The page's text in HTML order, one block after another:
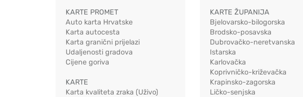
KARTE PROMET
Auto karta Hrvatske
Karta autocesta
Karta granični prijelazi
Udaljenosti gradova
Cijene goriva
KARTE
Karta kvaliteta zraka (Uživo)
KARTE ŽUPANIJA
Bjelovarsko-bilogorska
Brodsko-posavska
Dubrovačko-neretvanska
Istarska
Karlovačka
Koprivničko-križevačka
Krapinsko-zagorska
Ličko-senjska